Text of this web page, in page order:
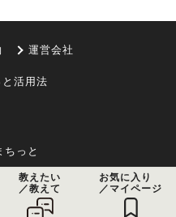
運営会社
と活用法
っと
教えたい
／教えて
お気に入り
／マイページ